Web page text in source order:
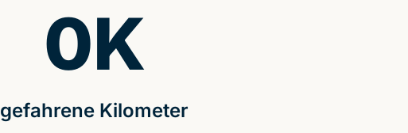
gefahrene Kilometer
0K